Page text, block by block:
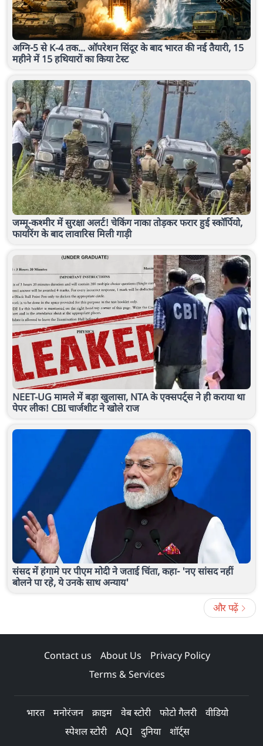
अग्नि-5 से K-4 तक... ऑपरेशन सिंदूर के बाद भारत की नई तैयारी, 15
महीने में 15 हथियारों का किया टेस्ट
जम्मू-कश्मीर में सुरक्षा अलर्ट! चेकिंग नाका तोड़कर फरार हुई स्कॉर्पियो,
फायरिंग के बाद लावारिस मिली गाड़ी
NEET-UG मामले में बड़ा खुलासा, NTA के एक्सपर्ट्स ने ही कराया था
पेपर लीक! CBI चार्जशीट ने खोले राज
संसद में हंगामे पर पीएम मोदी ने जताई चिंता, कहा- 'नए सांसद नहीं
बोलने पा रहे, ये उनके साथ अन्याय'
और पढ़ें
Contact us About Us
Privacy Policy
Terms & Services
भारत मनोरंजन क्राइम वेब स्टोरी फोटो गैलरी
वीडियो
स्पेशल स्टोरी
AQI दुनिया शॉर्ट्स